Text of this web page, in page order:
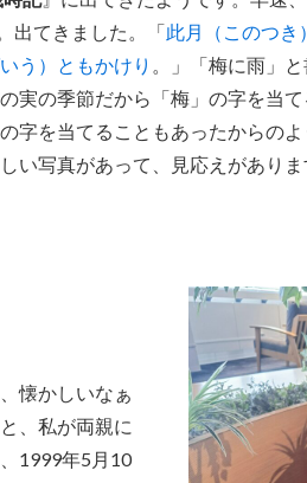
出てきました。「此月（このつき
う）ともかけり
。」「梅に雨」
実の季節だから「梅」の字を当
字を当てることもあったからのよ
い写真があって、見応えがありま
懐かしいなぁ
、私が両親に
1999年5月10